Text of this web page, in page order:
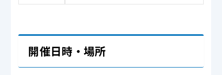
開催日時・場所